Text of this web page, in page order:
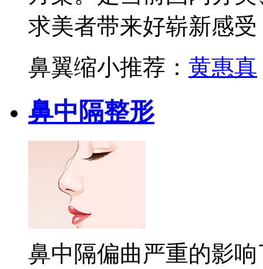
求美者带来好崭新感受
鼻翼缩小推荐： 黄惠真
鼻中隔整形
鼻中隔偏曲严重的影